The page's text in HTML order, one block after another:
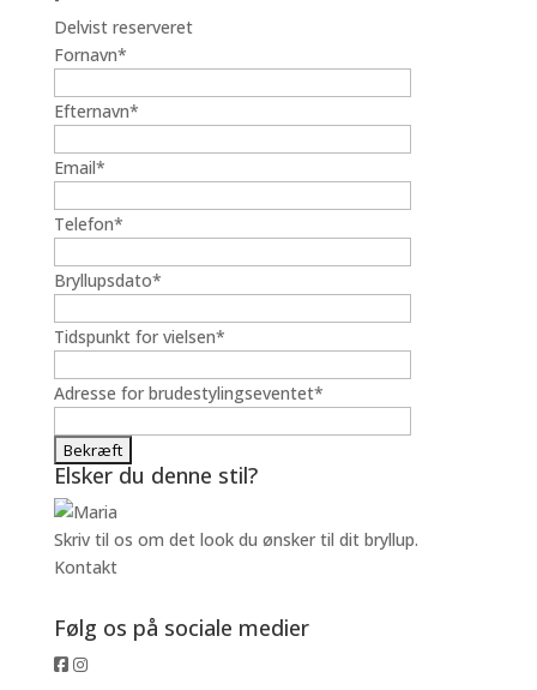
Delvist reserveret
Fornavn*
Efternavn*
Email*
Telefon*
Bryllupsdato*
Tidspunkt for vielsen*
Adresse for brudestylingseventet*
Elsker du denne stil?
Skriv til os om det look du ønsker til dit bryllup.
Kontakt
Følg os på sociale medier